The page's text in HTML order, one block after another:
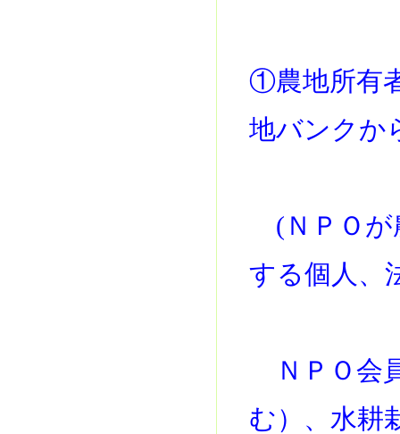
①農地所有
地バンク
(ＮＰＯが
する個人、
ＮＰＯ会
む）、水耕